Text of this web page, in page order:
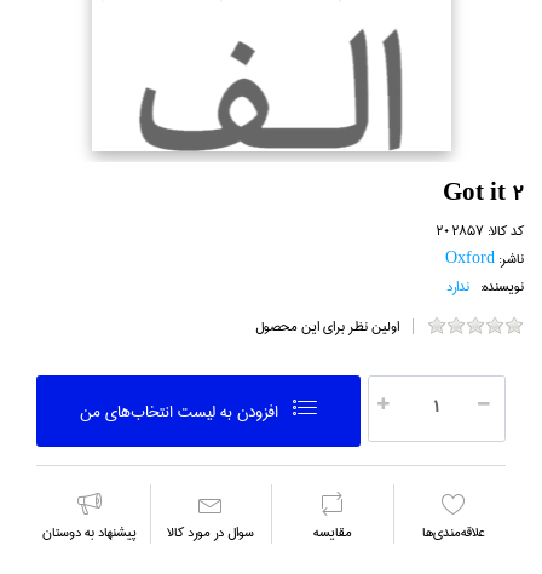
Got it 2
کد کالا:202857
ناشر:Oxford
نویسنده: ندارد
اولین نظر برای این محصول
افزودن به ليست انتخاب‌هاي من
علاقه‌مندي‌ها مقايسه سوال در مورد كالا پیشنهاد به دوستان